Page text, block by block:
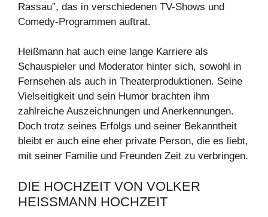
Rassau”, das in verschiedenen TV-Shows und
Comedy-Programmen auftrat.
Heißmann hat auch eine lange Karriere als
Schauspieler und Moderator hinter sich, sowohl in
Fernsehen als auch in Theaterproduktionen. Seine
Vielseitigkeit und sein Humor brachten ihm
zahlreiche Auszeichnungen und Anerkennungen.
Doch trotz seines Erfolgs und seiner Bekanntheit
bleibt er auch eine eher private Person, die es liebt,
mit seiner Familie und Freunden Zeit zu verbringen.
DIE HOCHZEIT VON VOLKER
HEISSMANN HOCHZEIT